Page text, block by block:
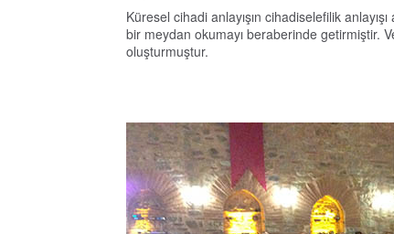
Küresel cihadi anlayışın cihadiselefilik
bir meydan okumayı beraberinde getirmiştir.
oluşturmuştur.